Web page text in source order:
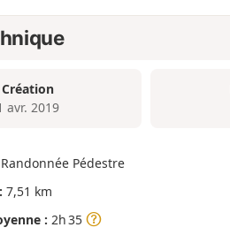
Création
avr. 2019
Randonnée Pédestre
7,51 km
: 2h 35